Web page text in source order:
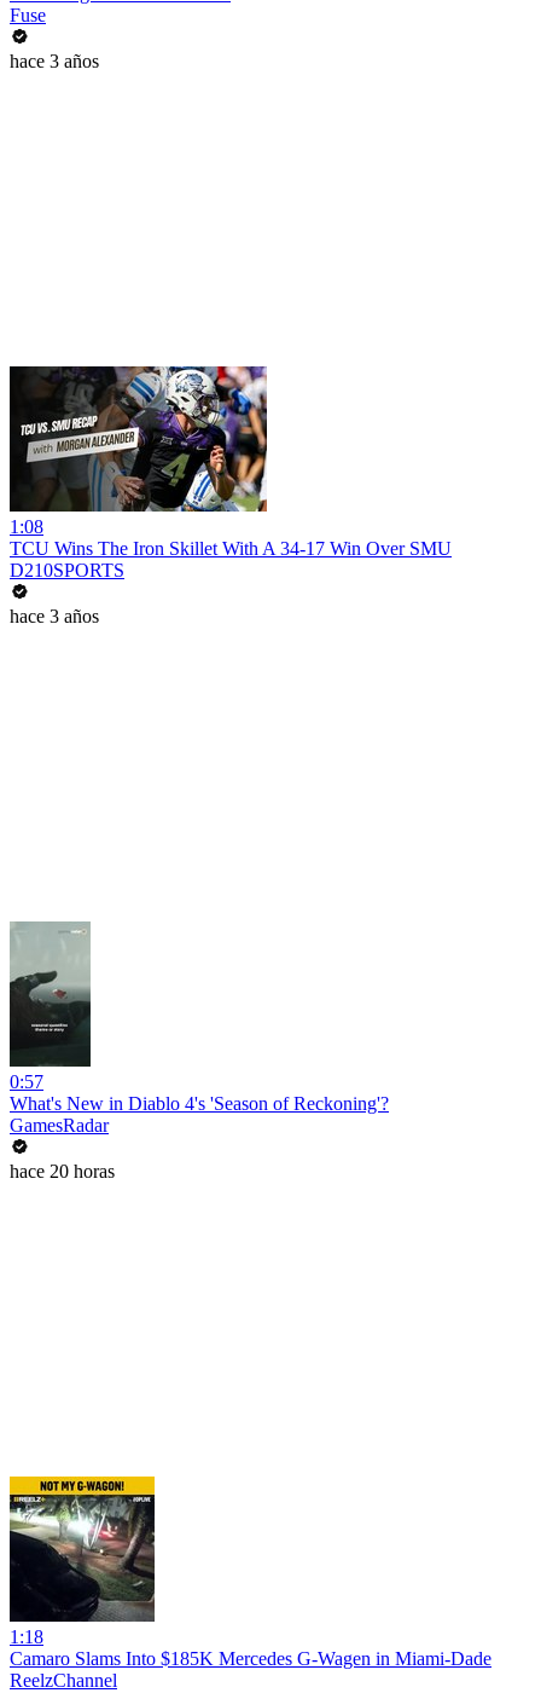
Fuse
hace 3 años
1:08
TCU Wins The Iron Skillet With A 34-17 Win Over SMU
D210SPORTS
hace 3 años
0:57
What's New in Diablo 4's 'Season of Reckoning'?
GamesRadar
hace 20 horas
1:18
Camaro Slams Into $185K Mercedes G-Wagen in Miami-Dade
ReelzChannel